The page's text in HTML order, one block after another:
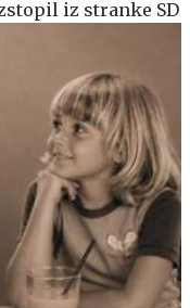
iz stranke SD